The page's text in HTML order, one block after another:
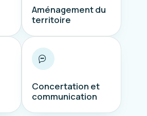
Aménagement du
territoire
Concertation et
communication